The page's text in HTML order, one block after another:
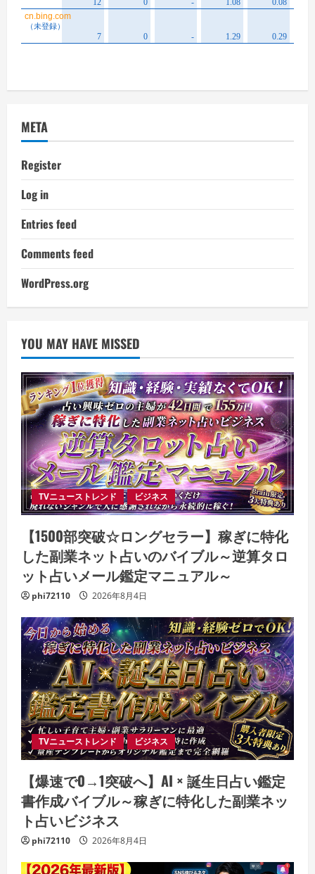
META
Register
Log in
Entries feed
Comments feed
WordPress.org
YOU MAY HAVE MISSED
TVニューストレンド ビジネス
【1500部突破☆ロングセラー】稼ぎに特化
した副業ネット占いのバイブル～逆算タロ
ット占いメール鑑定マニュアル～
phi72110 2026年8月4日
TVニューストレンド ビジネス
【爆速で0→1突破へ】AI × 誕生日占い鑑定
書作成バイブル～稼ぎに特化した副業ネッ
ト占いビジネス
phi72110 2026年8月4日